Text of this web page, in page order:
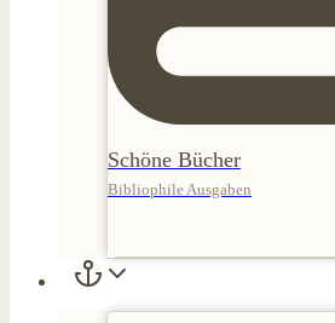
Schöne Bücher
Bibliophile Ausgaben